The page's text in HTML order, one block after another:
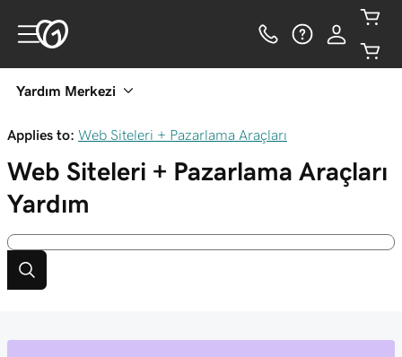
Yardım Merkezi
Applies to: Web Siteleri + Pazarlama Araçları
Web Siteleri + Pazarlama Araçları
Yardım